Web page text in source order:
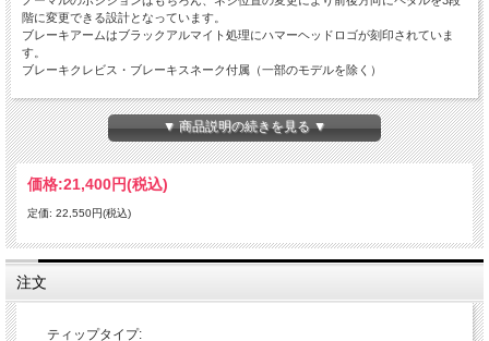
階に変更できる設計となっています。
ブレーキアームはブラックアルマイト処理にハマーヘッドロゴが刻印されていま
す。
ブレーキクレビス・ブレーキスネーク付属（一部のモデルを除く）
全てのティップ（チタンを除く）は6061アルミを削り出しにて製作の上、高強度
アルマイト済み。
3種類から選べるティップは、ライダーのニーズに合わせ変更が可能。
ラージアルミティップ：
固定式のラージアルミティップは、純正のティップに比べて大型化されることによ
ステンレス製のイモネジの調整により垂直方向の調整に対応。
ローテティングティップ：
ステンレス製のイモネジの調整により垂直方向の調整に対応。
▼ 商品説明の続きを見る ▼
価格:21,400円(税込)
定価: 22,550円(税込)
注文
ティップタイプ: